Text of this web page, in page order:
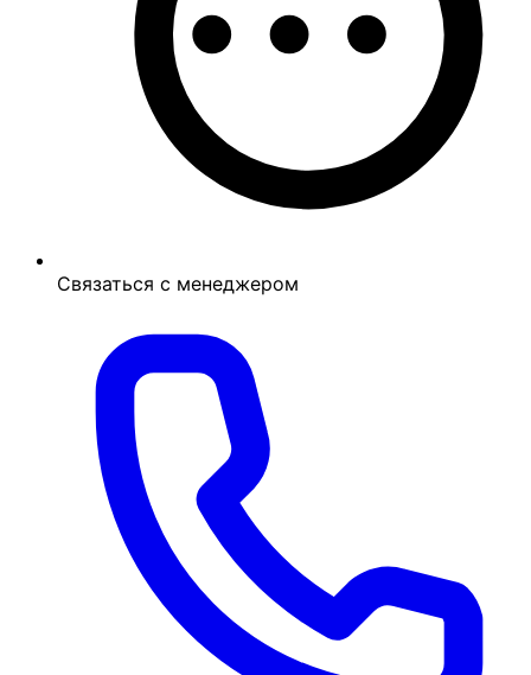
Связаться с менеджером